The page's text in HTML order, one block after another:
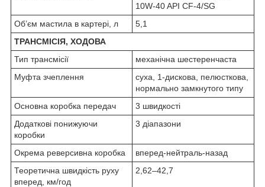
10W-40 API CF-4/SG
Об’єм мастила в картері, л
5,1
ТРАНСМІСІЯ, ХОДОВА
Тип трансмісії
механічна шестеренчаста
Муфта зчеплення
суха, 1-дискова, пелюсткова,
нормально замкнутого типу
Основна коробка передач
3 швидкості
Додаткові понижуючи
коробки
3 діапазони
Окрема реверсивна коробка
вперед-нейтраль-назад
Теоретична швидкість руху
вперед, км/год
2,62–42,7